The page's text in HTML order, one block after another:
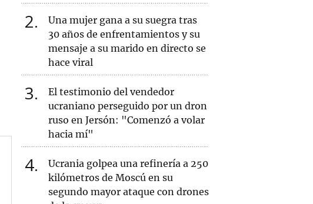
2
Una mujer gana a su suegra tras
30 años de enfrentamientos y su
mensaje a su marido en directo se
hace viral
3
El testimonio del vendedor
ucraniano perseguido por un dron
ruso en Jersón: "Comenzó a volar
hacia mí"
4
Ucrania golpea una refinería a 250
kilómetros de Moscú en su
segundo mayor ataque con drones